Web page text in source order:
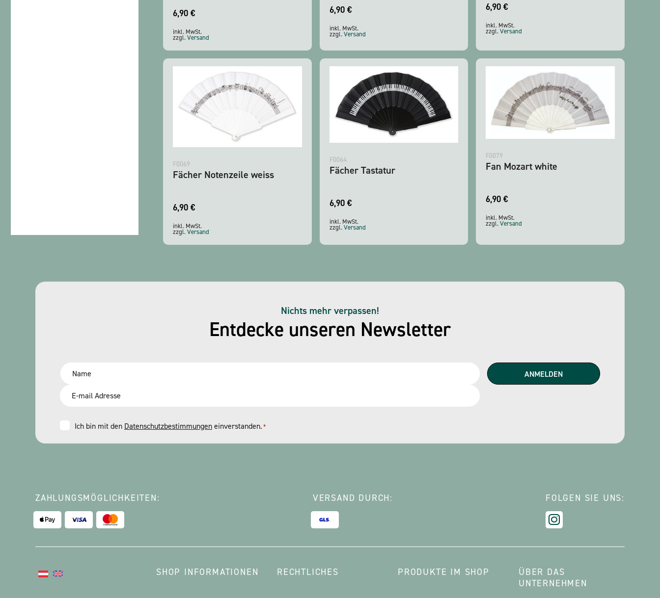
6,90 €
inkl. MwSt.
zzgl.Versand
6,90 €
inkl. MwSt.
zzgl.Versand
6,90€
inkl. MwSt.
zzgl.Versand
F0069
Fächer Notenzeile weiss
6,90 €
inkl. MwSt.
zzgl.Versand
F0064
Fächer Tastatur
6,90 €
inkl. MwSt.
zzgl.Versand
F0079
Fan Mozart white
6,90€
inkl. MwSt.
zzgl.Versand
Entdecke unseren Newsletter
Nichts mehr verpassen!
Consent
*
Ich bin mit den Datenschutzbestimmungeneinverstanden.*
ZAHLUNGSMÖGLICHKEITEN: VERSAND DURCH: FOLGEN SIE UNS:
SHOP INFORMATIONEN RECHTLICHES PRODUKTE IM SHOP
ÜBER DAS
UNTERNEHMEN